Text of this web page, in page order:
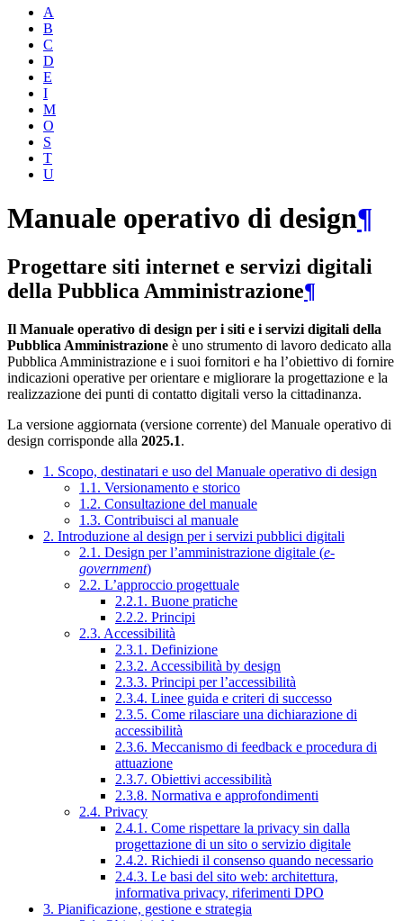
A
B
C
D
E
I
M
O
S
T
U
Manuale operativo di design¶
Progettare siti internet e servizi digitali
della Pubblica Amministrazione¶
Il Manuale operativo di design per i siti e i servizi digitali della
Pubblica Amministrazione è uno strumento di lavoro dedicato alla
Pubblica Amministrazione e i suoi fornitori e ha l’obiettivo di fornire
indicazioni operative per orientare e migliorare la progettazione e la
realizzazione dei punti di contatto digitali verso la cittadinanza.
La versione aggiornata (versione corrente) del Manuale operativo di
design corrisponde alla 2025.1.
1. Scopo, destinatari e uso del Manuale operativo di design
1.1. Versionamento e storico
1.2. Consultazione del manuale
1.3. Contribuisci al manuale
2. Introduzione al design per i servizi pubblici digitali
2.1. Design per l’amministrazione digitale (e-
government)
2.2. L’approccio progettuale
2.2.1. Buone pratiche
2.2.2. Principi
2.3. Accessibilità
2.3.1. Definizione
2.3.2. Accessibilità by design
2.3.3. Principi per l’accessibilità
2.3.4. Linee guida e criteri di successo
2.3.5. Come rilasciare una dichiarazione di
accessibilità
2.3.6. Meccanismo di feedback e procedura di
attuazione
2.3.7. Obiettivi accessibilità
2.3.8. Normativa e approfondimenti
2.4. Privacy
2.4.1. Come rispettare la privacy sin dalla
progettazione di un sito o servizio digitale
2.4.2. Richiedi il consenso quando necessario
2.4.3. Le basi del sito web: architettura,
informativa privacy, riferimenti DPO
3. Pianificazione, gestione e strategia